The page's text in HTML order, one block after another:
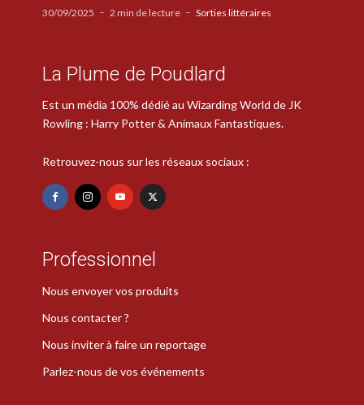
30/09/2025 2 min de lecture Sorties littéraires
La Plume de Poudlard
Est un média 100% dédié au Wizarding World de JK
Rowling : Harry Potter & Animaux Fantastiques.
Retrouvez-nous sur les réseaux sociaux :
Professionnel
Nous envoyer vos produits
Nous contacter ?
Nous inviter à faire un reportage
Parlez-nous de vos événements